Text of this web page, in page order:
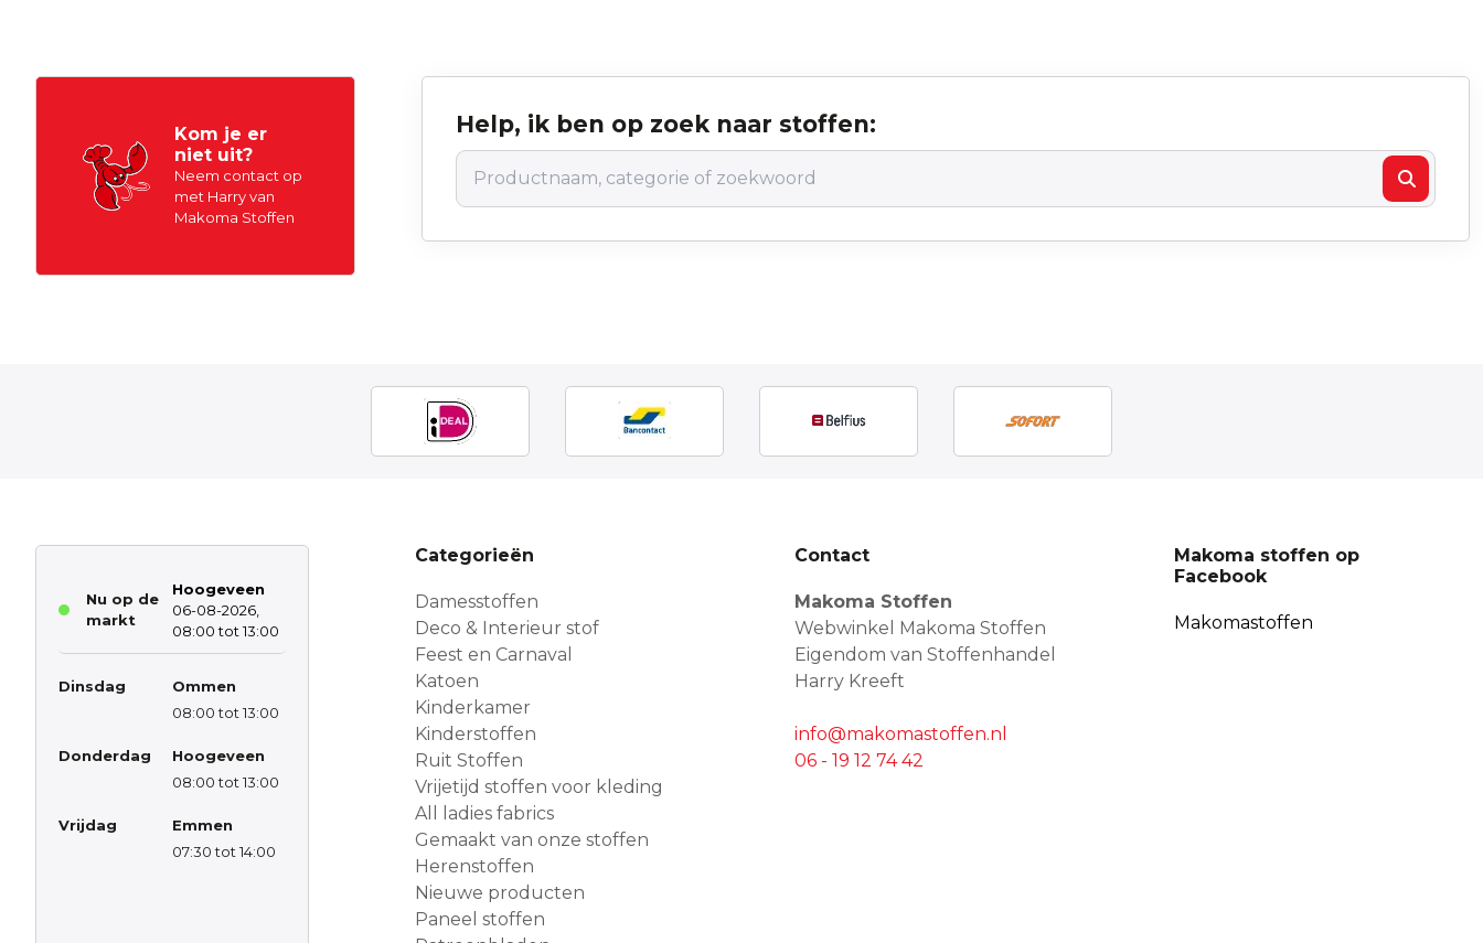
Kom je er
niet uit?
Neem contact op
met Harry van
Makoma Stoffen
Help, ik ben op zoek naar stoffen:
Nu op de
markt
Hoogeveen
06-08-2026,
08:00 tot 13:00
Dinsdag
Ommen
08:00 tot 13:00
Donderdag
Hoogeveen
08:00 tot 13:00
Vrijdag
Emmen
07:30 tot 14:00
Categorieën
Damesstoffen
Deco & Interieur stof
Feest en Carnaval
Katoen
Kinderkamer
Kinderstoffen
Ruit Stoffen
Vrijetijd stoffen voor kleding
All ladies fabrics
Gemaakt van onze stoffen
Herenstoffen
Nieuwe producten
Paneel stoffen
Contact
Makoma Stoffen
Webwinkel Makoma Stoffen
Eigendom van Stoffenhandel
Harry Kreeft
info@makomastoffen.nl
06 - 19 12 74 42
Makoma stoffen op
Facebook
Makomastoffen